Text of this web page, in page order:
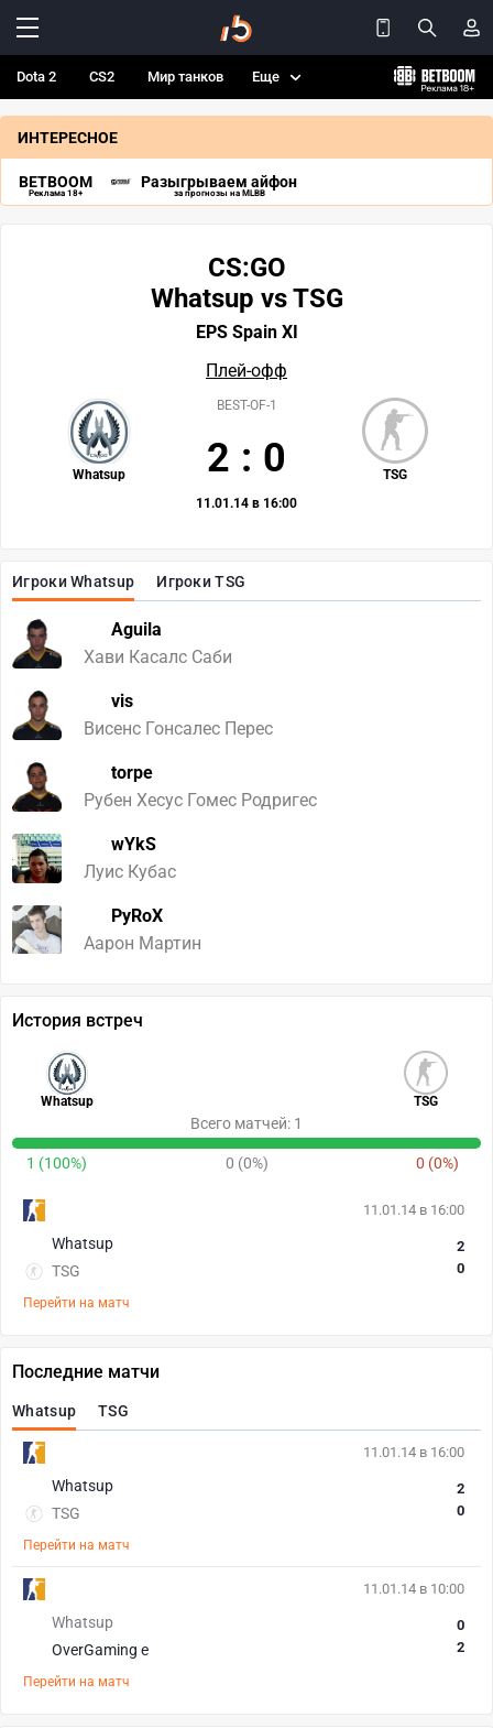
Dota 2 CS2 Мир танков Еще
ИНТЕРЕСНОЕ
BETBOOM
Реклама 18+
Разыгрываем айфон
за прогнозы на MLBB
Игроки Whatsup Игроки TSG
Aguila
Хави Касалс Саби
vis
Висенс Гонсалес Перес
torpe
Рубен Хесус Гомес Родригес
wYkS
Луис Кубас
PyRoX
Аарон Мартин
CS:GO
Whatsup vs TSG
EPS Spain XI
Плей-офф
Whatsup TSG
BEST-OF-1
2 : 0
11.01.14 в 16:00
История встреч
Whatsup TSG
Всего матчей: 1
1 (100%) 0 (0%) 0 (0%)
11.01.14 в 16:00
Whatsup
TSG
2
0
Перейти на матч
Последние матчи
Whatsup TSG
11.01.14 в 16:00
Whatsup
TSG
2
0
Перейти на матч
11.01.14 в 10:00
Whatsup
OverGaming e
0
2
Перейти на матч